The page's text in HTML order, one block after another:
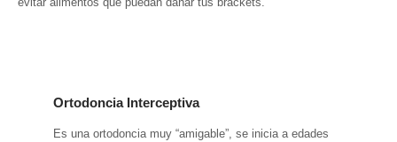
Ortodoncia Interceptiva
Es una ortodoncia muy “amigable”, se inicia a edades